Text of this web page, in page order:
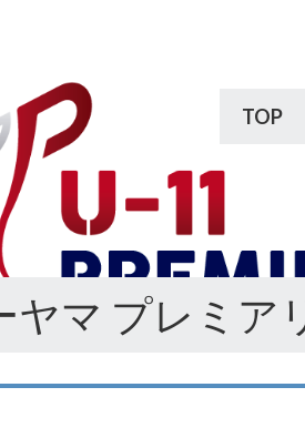
TOP
ヤマ プレミア